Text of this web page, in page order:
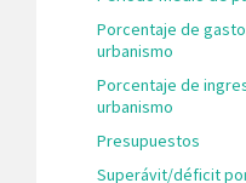
Porcentaje de
urbanismo
Porcentaje de
urbanismo
Presupuestos
Superávit/déficit